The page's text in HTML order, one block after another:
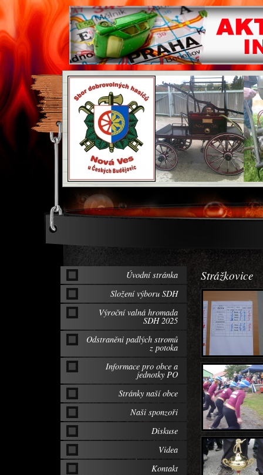
Strážkovice
Úvodní stránka
Složení výboru SDH
Výroční valná hromada
SDH 2025
Odstraněni padlých stromů
z potoka
Informace pro obce a
jednotky PO
Stránky naší obce
Naši sponzoři
Diskuse
Videa
Kontakt